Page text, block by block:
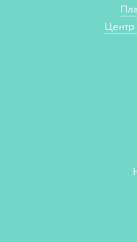
Центр